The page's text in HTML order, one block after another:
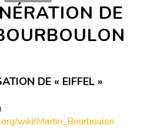
DE
DE « EIFFEL »
wiki/Martin_Bourboulon